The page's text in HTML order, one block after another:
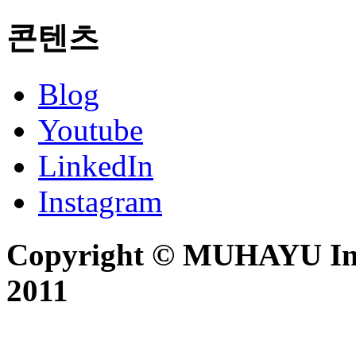
콘텐츠
Blog
Youtube
LinkedIn
Instagram
Copyright © MUHAYU
2011